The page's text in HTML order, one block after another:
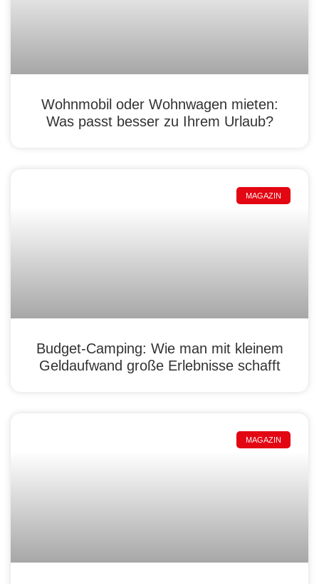
Wohnmobil oder Wohnwagen mieten:
Was passt besser zu Ihrem Urlaub?
MAGAZIN
Budget-Camping: Wie man mit kleinem
Geldaufwand große Erlebnisse schafft
MAGAZIN